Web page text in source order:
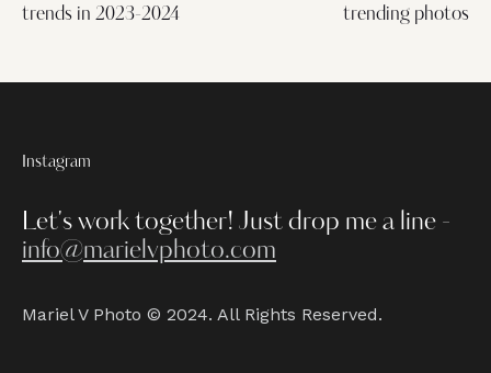
trends in 2023-2024
trending photos
Instagram
Let's work together! Just drop me a line -
info@marielvphoto.com
Mariel V Photo © 2024. All Rights Reserved.